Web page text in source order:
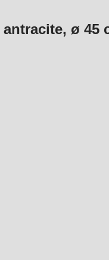
ø 45